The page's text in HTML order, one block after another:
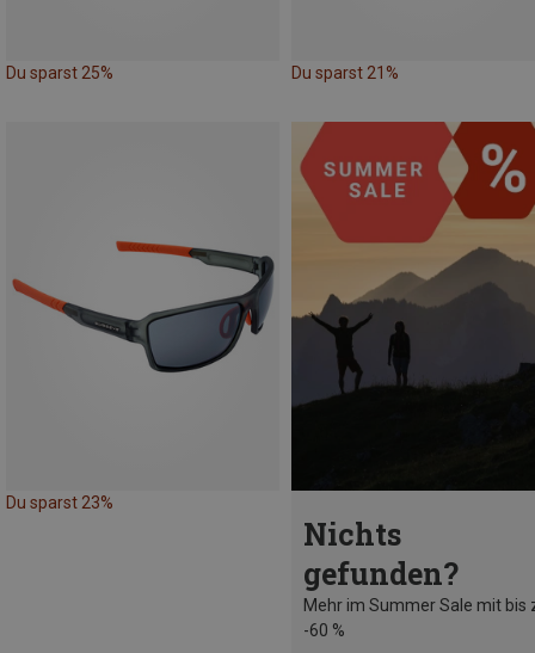
Du sparst 25% Du sparst 21%
Du sparst 23%
Nichts
gefunden?
Mehr im Summer Sale mit bis
-60 %